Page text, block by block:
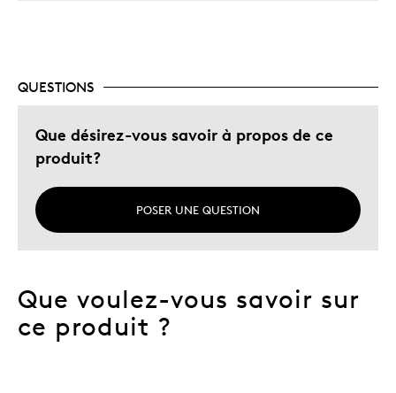
QUESTIONS
Que désirez-vous savoir à propos de ce
produit?
POSER UNE QUESTION
Que voulez-vous savoir sur
ce produit ?